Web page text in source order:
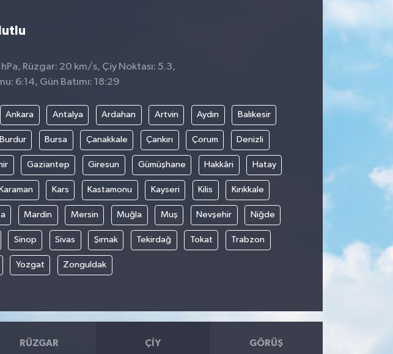
hPa, Rüzgar: 20 km/s, Çiy Noktası: 5.3,
6:14, Gün Batımı: 18:29
Ankara Antalya Ardahan Artvin Aydın Balıkesir
Burdur Bursa Çanakkale Çankırı Çorum Denizli
Gaziantep Giresun Gümüşhane Hakkâri Hatay
Karaman Kars Kastamonu Kayseri Kilis Kırıkkale
Mardin Mersin Muğla Muş Nevşehir Niğde
Sinop Sivas Şırnak Tekirdağ Tokat Trabzon
Yozgat Zonguldak
RÜZGAR ÇIY GÖRÜŞ